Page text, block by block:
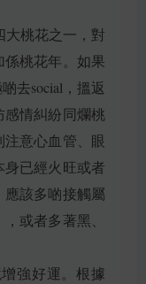
大桃花之一，對
桃花年。如果
去social，搵返
情糾紛同爛桃
意心血管、眼
已經火旺或者
該多啲接觸屬
或者多著黑、
強好運。根據